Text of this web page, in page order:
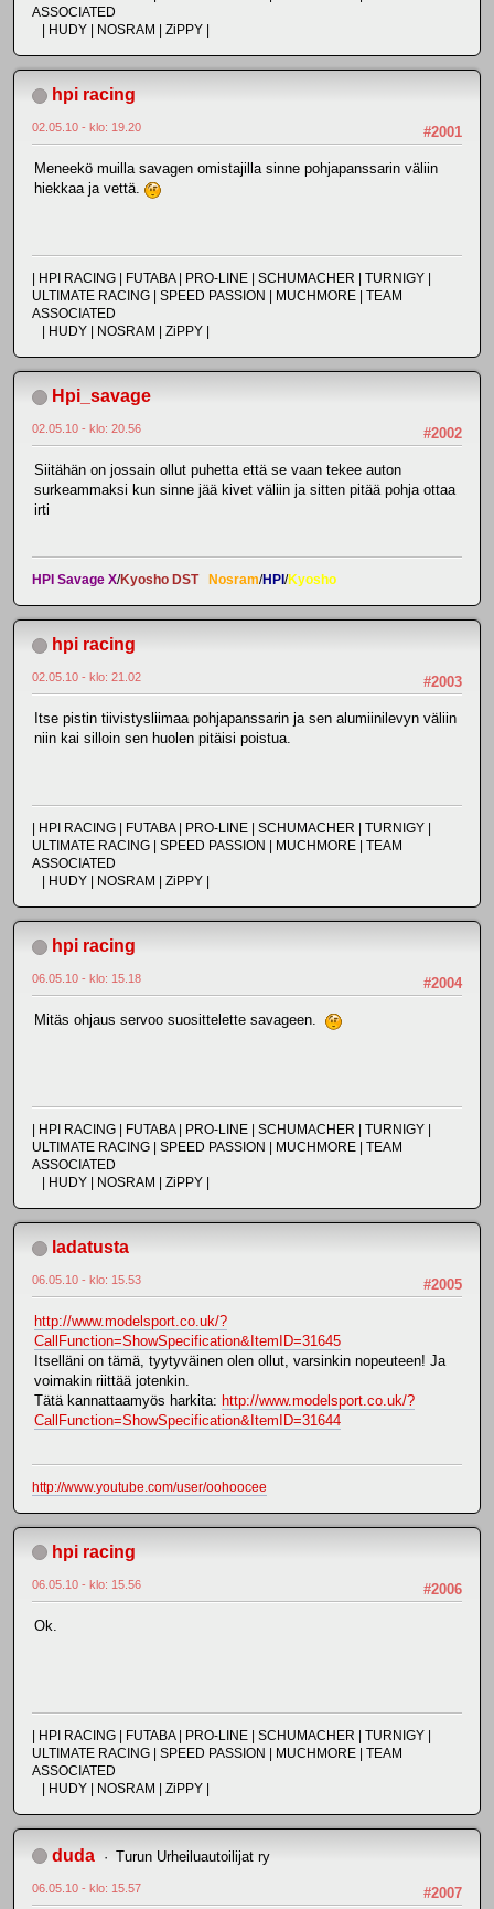
ASSOCIATED
| HUDY | NOSRAM | ZiPPY |
hpi racing
#2001
02.05.10 - klo: 19.20
Meneekö muilla savagen omistajilla sinne pohjapanssarin väliin
hiekkaa ja vettä.
| HPI RACING | FUTABA | PRO-LINE | SCHUMACHER | TURNIGY |
ULTIMATE RACING | SPEED PASSION | MUCHMORE | TEAM
ASSOCIATED
| HUDY | NOSRAM | ZiPPY |
Hpi_savage
#2002
02.05.10 - klo: 20.56
Siitähän on jossain ollut puhetta että se vaan tekee auton
surkeammaksi kun sinne jää kivet väliin ja sitten pitää pohja ottaa
irti
HPI Savage X/Kyosho DST Nosram/HPI /Kyosho
hpi racing
#2003
02.05.10 - klo: 21.02
Itse pistin tiivistysliimaa pohjapanssarin ja sen alumiinilevyn väliin
niin kai silloin sen huolen pitäisi poistua.
| HPI RACING | FUTABA | PRO-LINE | SCHUMACHER | TURNIGY |
ULTIMATE RACING | SPEED PASSION | MUCHMORE | TEAM
ASSOCIATED
| HUDY | NOSRAM | ZiPPY |
hpi racing
#2004
06.05.10 - klo: 15.18
Mitäs ohjaus servoo suosittelette savageen.
| HPI RACING | FUTABA | PRO-LINE | SCHUMACHER | TURNIGY |
ULTIMATE RACING | SPEED PASSION | MUCHMORE | TEAM
ASSOCIATED
| HUDY | NOSRAM | ZiPPY |
ladatusta
#2005
06.05.10 - klo: 15.53
http://www.modelsport.co.uk/?
CallFunction=ShowSpecification&ItemID=31645
Itselläni on tämä, tyytyväinen olen ollut, varsinkin nopeuteen! Ja
voimakin riittää jotenkin.
Tätä kannattaamyös harkita: http://www.modelsport.co.uk/?
CallFunction=ShowSpecification&ItemID=31644
http://www.youtube.com/user/oohoocee
hpi racing
#2006
06.05.10 - klo: 15.56
Ok.
| HPI RACING | FUTABA | PRO-LINE | SCHUMACHER | TURNIGY |
ULTIMATE RACING | SPEED PASSION | MUCHMORE | TEAM
ASSOCIATED
| HUDY | NOSRAM | ZiPPY |
duda Turun Urheiluautoilijat ry
#2007
06.05.10 - klo: 15.57